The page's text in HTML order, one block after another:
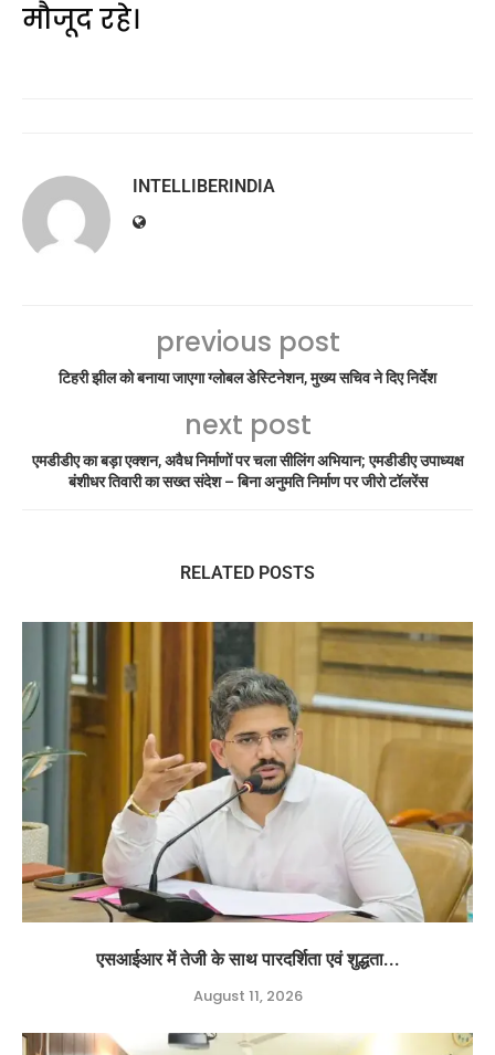
मौजूद रहे।
INTELLIBERINDIA
previous post
टिहरी झील को बनाया जाएगा ग्लोबल डेस्टिनेशन, मुख्य सचिव ने दिए निर्देश
next post
एमडीडीए का बड़ा एक्शन, अवैध निर्माणों पर चला सीलिंग अभियान; एमडीडीए उपाध्यक्ष
बंशीधर तिवारी का सख्त संदेश – बिना अनुमति निर्माण पर जीरो टॉलरेंस
RELATED POSTS
एसआईआर में तेजी के साथ पारदर्शिता एवं शुद्धता...
August 11, 2026